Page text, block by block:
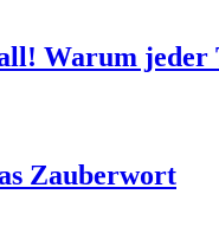
Warum jeder
Zauberwort